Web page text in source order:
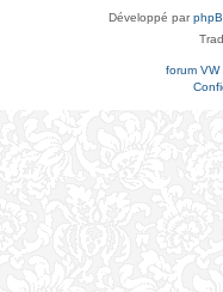
Développé par
forum VW